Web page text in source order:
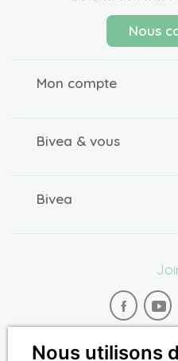
Nous utilisons
Nous
Mon compte
Bivea & vous
Bivea